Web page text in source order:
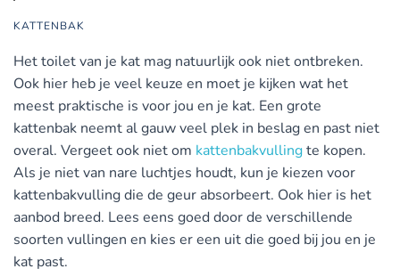
KATTENBAK
Het toilet van je kat mag natuurlijk ook niet ontbreken.
Ook hier heb je veel keuze en moet je kijken wat het
meest praktische is voor jou en je kat. Een grote
kattenbak neemt al gauw veel plek in beslag en past niet
overal. Vergeet ook niet om kattenbakvullingte kopen.
Als je niet van nare luchtjes houdt, kun je kiezen voor
kattenbakvulling die de geur absorbeert. Ook hier is het
aanbod breed. Lees eens goed door de verschillende
soorten vullingen en kies er een uit die goed bij jou en je
kat past.